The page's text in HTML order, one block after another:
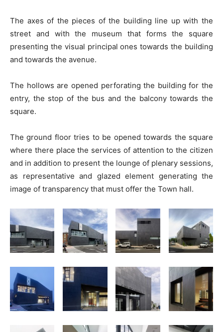
The axes of the pieces of the building line up with the
street and with the museum that forms the square
presenting the visual principal ones towards the building
and towards the avenue.
The hollows are opened perforating the building for the
entry, the stop of the bus and the balcony towards the
square.
The ground floor tries to be opened towards the square
where there place the services of attention to the citizen
and in addition to present the lounge of plenary sessions,
as representative and glazed element generating the
image of transparency that must offer the Town hall.